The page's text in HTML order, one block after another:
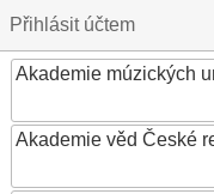
Přihlásit účtem
Akademie múzických
Akademie věd České